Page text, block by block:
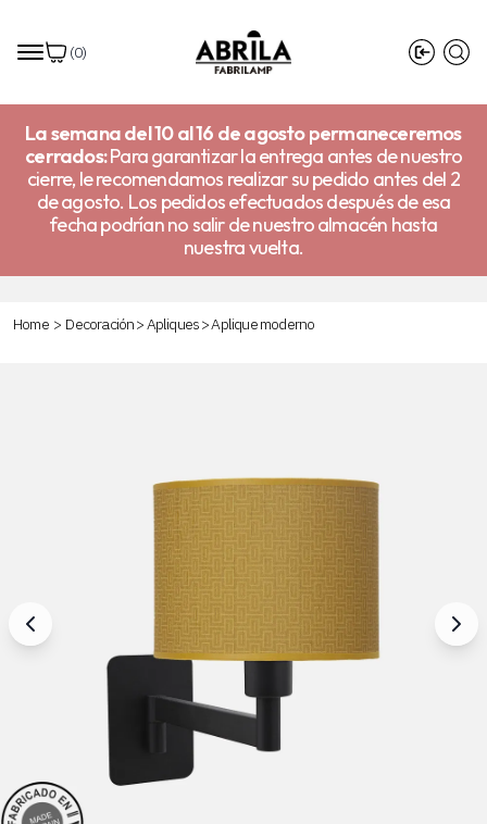
(0)
La semana del 10 al 16 de agosto permaneceremos
cerrados:Para garantizar la entrega antes de nuestro
cierre, le recomendamos realizar su pedido antes del 2
de agosto. Los pedidos efectuados después de esa
fecha podrían no salir de nuestro almacén hasta
nuestra vuelta.
Home > Decoración>Apliques>Aplique moderno